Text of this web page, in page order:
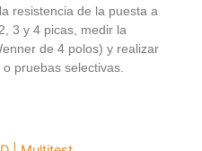
resistencia de la puesta a
3 y 4 picas, medir la
de 4 polos) y realizar
pruebas selectivas.